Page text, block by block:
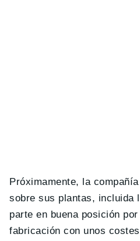
Próximamente, la
sobre sus plantas, incluida
parte en buena posición
fabricación con unos